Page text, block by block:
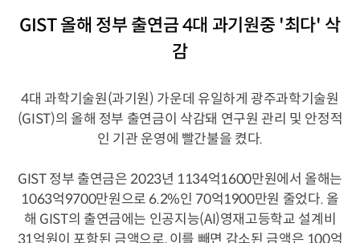
GIST 올해 정부 출연금 4대 과기원중 '최다' 삭
감
4대 과학기술원(과기원) 가운데 유일하게 광주과학기술원
(GIST)의 올해 정부 출연금이 삭감돼 연구원 관리 및 안정적
인 기관 운영에 빨간불을 켰다.
GIST 정부 출연금은 2023년 1134억1600만원에서 올해는
1063억9700만원으로 6.2%인 70억1900만원 줄었다. 올
해 GIST의 출연금에는 인공지능(AI)영재고등학교 설계비
31억원이 포함된 금액으로, 이를 빼면 감소된 금액은 100억